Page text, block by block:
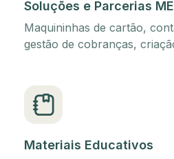
Soluções e Parcerias
Maquininhas de cartão,
gestão de cobranças,
Materiais Educativos